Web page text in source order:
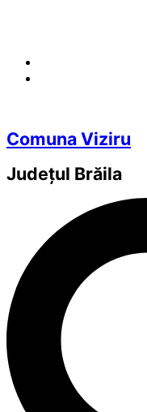
Comuna Viziru
Județul Brăila